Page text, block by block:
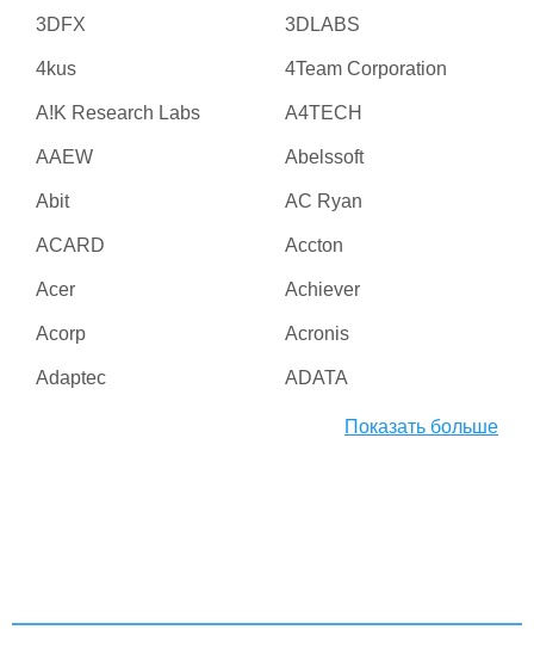
3DFX 3DLABS
4kus 4Team Corporation
A!K Research Labs A4TECH
AAEW Abelssoft
Abit AC Ryan
ACARD Accton
Acer Achiever
Acorp Acronis
Adaptec ADATA
Aiptek AirLive
Показать больше